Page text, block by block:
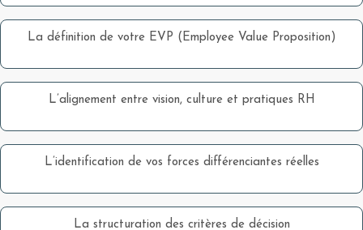
La définition de votre EVP (Employee Value Proposition)
L’alignement entre vision, culture et pratiques RH
L’identification de vos forces différenciantes réelles
La structuration des critères de décision